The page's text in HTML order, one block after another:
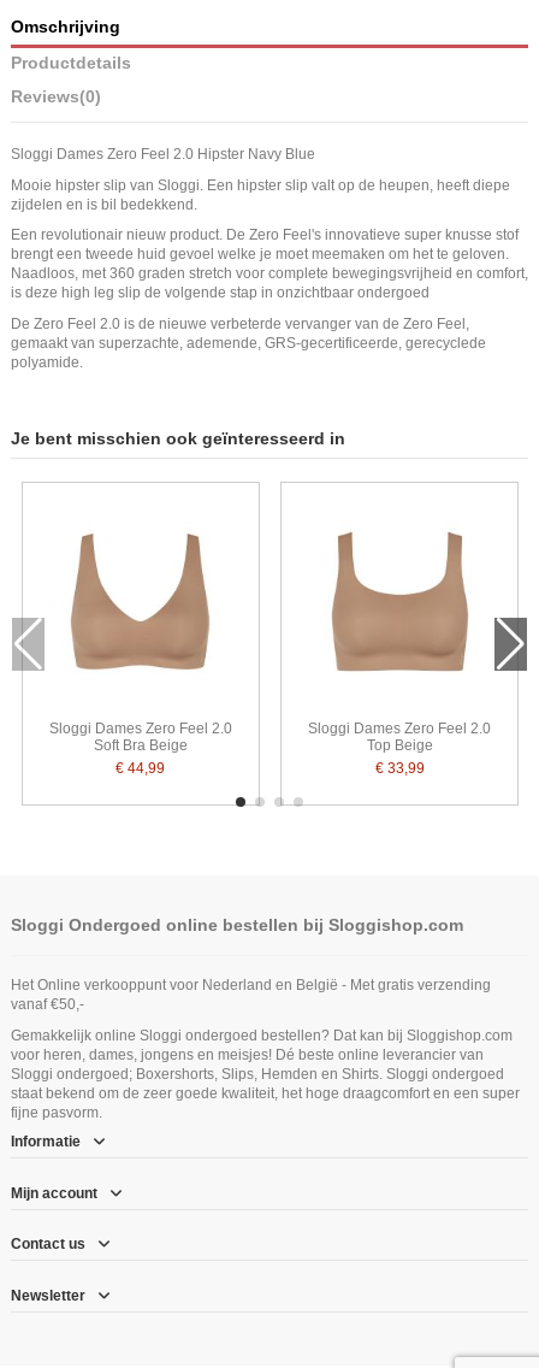
Omschrijving
Productdetails
Reviews(0)
Sloggi Dames Zero Feel 2.0 Hipster Navy Blue
Mooie hipster slip van Sloggi. Een hipster slip valt op de heupen, heeft diepe
zijdelen en is bil bedekkend.
Een revolutionair nieuw product. De Zero Feel's innovatieve super knusse stof
brengt een tweede huid gevoel welke je moet meemaken om het te geloven.
Naadloos, met 360 graden stretch voor complete bewegingsvrijheid en comfort,
is deze high leg slip de volgende stap in onzichtbaar ondergoed
De Zero Feel 2.0 is de nieuwe verbeterde vervanger van de Zero Feel,
gemaakt van superzachte, ademende, GRS-gecertificeerde, gerecyclede
polyamide.
Je bent misschien ook geïnteresseerd in
Sloggi Dames Zero Feel 2.0
Soft Bra Beige
€ 44,99
Sloggi Dames Zero Feel 2.0
Top Beige
€ 33,99
Sloggi Ondergoed online bestellen bij Sloggishop.com
Het Online verkooppunt voor Nederland en België - Met gratis verzending
vanaf €50,-
Gemakkelijk online Sloggi ondergoed bestellen? Dat kan bij Sloggishop.com
voor heren, dames, jongens en meisjes! Dé beste online leverancier van
Sloggi ondergoed; Boxershorts, Slips, Hemden en Shirts. Sloggi ondergoed
staat bekend om de zeer goede kwaliteit, het hoge draagcomfort en een super
fijne pasvorm.
Informatie
Mijn account
Contact us
Newsletter